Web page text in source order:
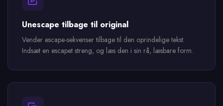
Unescape tilbage til original
Vender escape-sekvenser tilbage til den oprindelige tekst.
Indsæt en escapet streng, og læs den i sin rå, læsbare form.